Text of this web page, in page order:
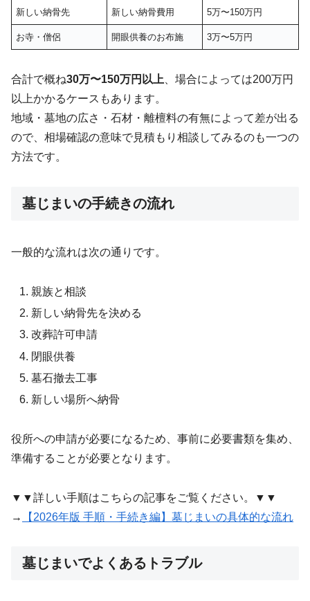
新しい納骨先 新しい納骨費用 5万〜150万円
お寺・僧侶 開眼供養のお布施 3万〜5万円
合計で概ね30万〜150万円以上 、場合によっては200万円
以上かかるケースもあります。
地域・墓地の広さ・石材・離檀料の有無によって差が出る
ので、相場確認の意味で見積もり相談してみるのも一つの
方法です。
墓じまいの手続きの流れ
一般的な流れは次の通りです。
親族と相談
新しい納骨先を決める
改葬許可申請
閉眼供養
墓石撤去工事
新しい場所へ納骨
役所への申請が必要になるため、事前に必要書類を集め、
準備することが必要となります。
▼▼詳しい手順はこちらの記事をご覧ください。▼▼
→
【2026年版 手順・手続き編】墓じまいの具体的な流れ
墓じまいでよくあるトラブル